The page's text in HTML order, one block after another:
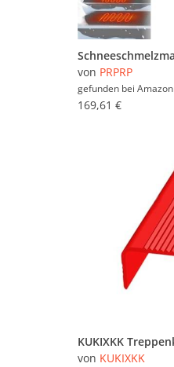
von PRPRP
gefunden bei Amazon
169,61 €
von KUKIXKK